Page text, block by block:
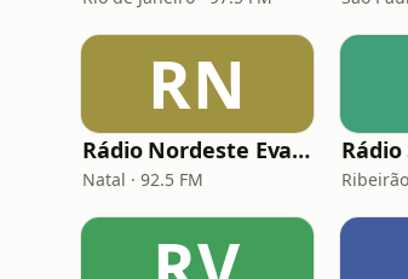
RN
Rádio Nordeste Evangélica
Natal · 92.5 FM